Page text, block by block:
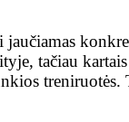
jaučiamas
tačiau